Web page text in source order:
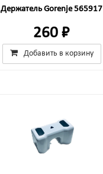
Держатель Gorenje 565917
260 ₽
Добавить в корзину